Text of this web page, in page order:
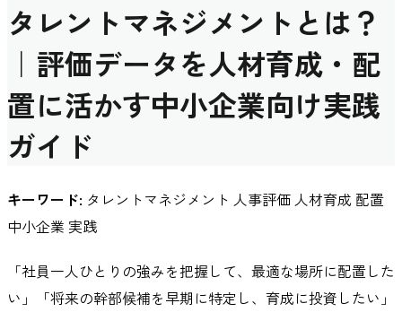
タレントマネジメントとは？
｜評価データを人材育成・配
置に活かす中小企業向け実践
ガイド
キーワード: タレントマネジメント 人事評価 人材育成 配置
中小企業 実践
「社員一人ひとりの強みを把握して、最適な場所に配置した
い」「将来の幹部候補を早期に特定し、育成に投資したい」